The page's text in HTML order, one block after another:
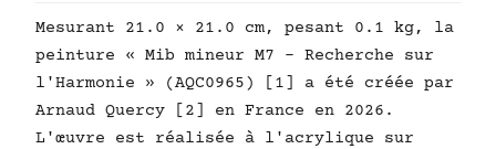
Mesurant 21.0 × 21.0 cm, pesant 0.1 kg, la
peinture « Mib mineur M7 - Recherche sur
l'Harmonie » (AQC0965) [1] a été créée par
Arnaud Quercy [2] en France en 2026.
L'œuvre est réalisée à l'acrylique sur